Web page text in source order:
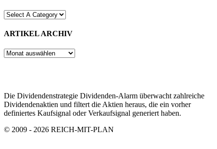
ARTIKEL ARCHIV
ARTIKEL
Die Dividendenstrategie Dividenden-Alarm überwacht zahlreiche
Dividendenaktien und filtert die Aktien heraus, die ein vorher
definiertes Kaufsignal oder Verkaufsignal generiert haben.
© 2009 - 2026 REICH-MIT-PLAN